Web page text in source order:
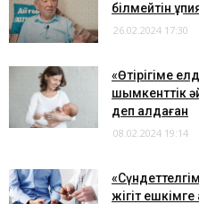
білмейтін
26.02.2024 17:30
​«Өтірігіме
шымкенттік
деп алдаған
08.02.2024 19:14
жігіт